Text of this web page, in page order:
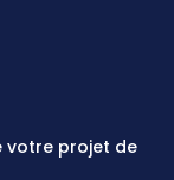
votre projet de